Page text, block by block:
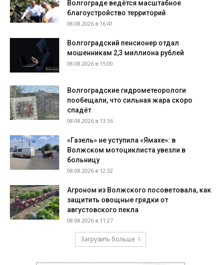
Волгограде ведётся масштабное
благоустройство территорий
08.08.2026 в 16:41
Волгоградский пенсионер отдал
мошенникам 2,3 миллиона рублей
08.08.2026 в 15:00
Волгоградские гидрометеорологи
пообещали, что сильная жара скоро
спадёт
08.08.2026 в 13:36
«Газель» не уступила «Ямахе»: в
Волжском мотоциклиста увезли в
больницу
08.08.2026 в 12:32
Агроном из Волжского посоветовала, как
защитить овощные грядки от
августовского пекла
08.08.2026 в 11:27
Загрузить больше